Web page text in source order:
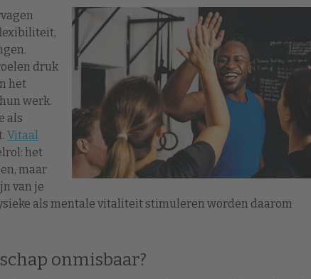
druk
het
werk.
als
Vitaal
het
maar
van je
als mentale vitaliteit stimuleren worden daarom
onmisbaar?